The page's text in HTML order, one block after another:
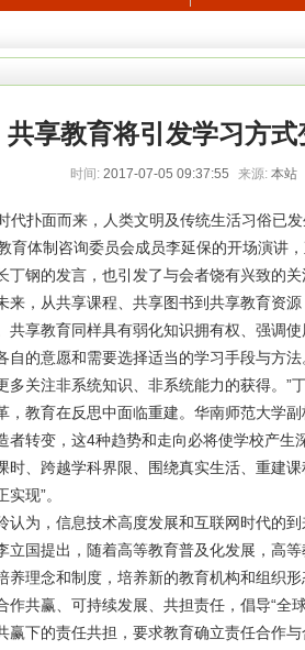
共享教育将引发学习方式
时间: 2017-07-05 09:37:55 来源: 本站
扑面而来，人类文明及传统生活习俗已
育体制咨询委员会成员李延保的开场演讲
钢的发言，也引发了与会者饶有兴致的
，从共享课程、共享图书到共享教育资
享教育同样具有弱化知识拥有权、强调
的意愿和需要选择适当的学习手段与方
关注非系统知识、非系统能力的获得。”丁
教育在反思中面临重建。华南师范大学
转变，这4种趋势和走向必将使学校产
、跨越学科界限、围绕真实生活、重建
现”。
为，信息技术高度发展和互联网时代的
国提出，随着高等教育普及化发展，高
理念和制度，培养新的教育机构和组织
共赢、可持续发展、共担责任，倡导“全
下的责任共担，要求教育确立责任合作